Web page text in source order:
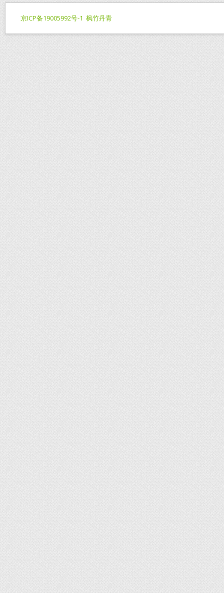
京ICP备19005992号-1 枫竹丹青